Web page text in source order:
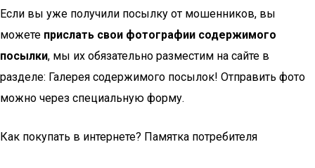
Если вы уже получили посылку от мошенников, вы
можете прислать свои фотографии содержимого
посылки, мы их обязательно разместим на сайте в
разделе: Галерея содержимого посылок! Отправить фото
можно через специальную форму.
Как покупать в интернете? Памятка потребителя